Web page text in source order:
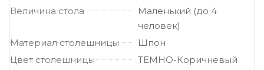
Величина стола
Маленький (до 4
человек)
Материал столешницы
Шпон
Цвет столешницы
ТЕМНО-Коричневый